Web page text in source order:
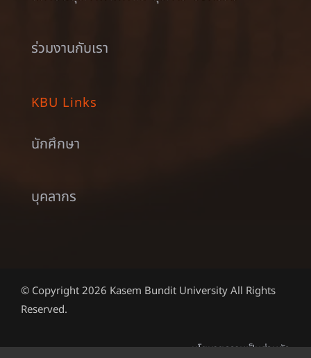
ร่วมงานกับเรา
KBU Links
นักศึกษา
บุคลากร
© Copyright 2026 Kasem Bundit University All Rights
Reserved.
นโยบายความเป็นส่วนตัว